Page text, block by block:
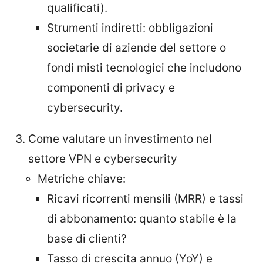
qualificati).
Strumenti indiretti: obbligazioni
societarie di aziende del settore o
fondi misti tecnologici che includono
componenti di privacy e
cybersecurity.
Come valutare un investimento nel
settore VPN e cybersecurity
Metriche chiave:
Ricavi ricorrenti mensili (MRR) e tassi
di abbonamento: quanto stabile è la
base di clienti?
Tasso di crescita annuo (YoY) e